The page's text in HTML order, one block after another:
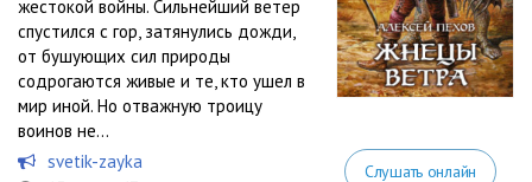
жестокой войны. Сильнейший ветер
спустился с гор, затянулись дожди,
от бушующих сил природы
содрогаются живые и те, кто ушел в
мир иной. Но отважную троицу
воинов не...
svetik-zayka
Слушать онлайн